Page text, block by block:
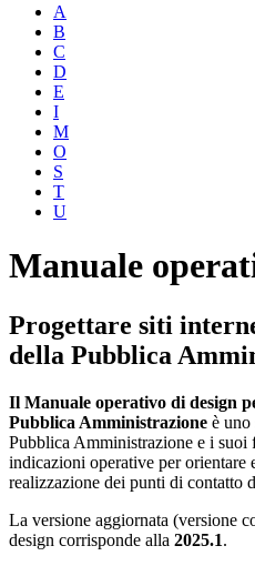
A
B
C
D
E
I
M
O
S
T
U
Manuale
Progettare siti
della Pubblica
Il Manuale operativo di design
Pubblica Amministrazione è uno
Pubblica Amministrazione e i
indicazioni operative per orientare
realizzazione dei punti di contatto
La versione aggiornata (versione
design corrisponde alla 2025.1.